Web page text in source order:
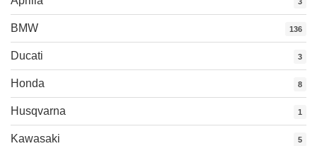
BMW 136
Ducati 3
Honda 8
Husqvarna 1
Kawasaki 5